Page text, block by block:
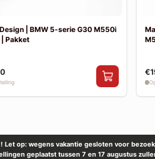
| BMW 5-serie G30 M550i
Pakket
Let op: wegens vakantie gesloten voor
geplaatst tussen 7 en 17 augustus